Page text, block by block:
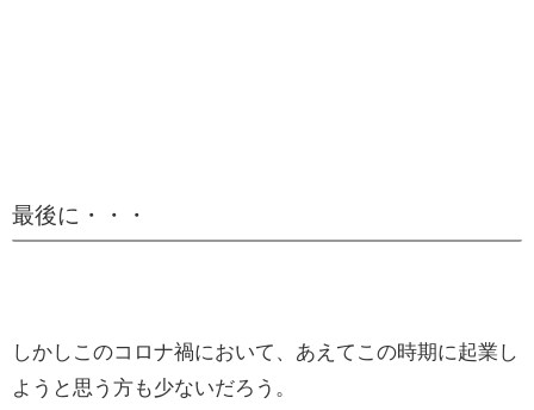
最後に・・・
しかしこのコロナ禍において、あえてこの時期に起業し
ようと思う方も少ないだろう。